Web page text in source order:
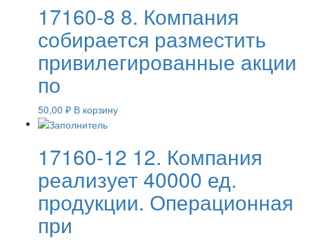
17160-8 8. Компания
собирается разместить
привилегированные акции
по
50,00 ₽ В корзину
17160-12 12. Компания
реализует 40000 ед.
продукции. Операционная
при